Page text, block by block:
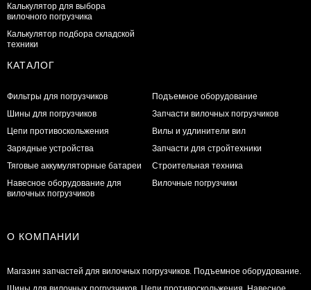
Калькулятор для выбора
вилочного погрузчика
Калькулятор подбора складской
техники
КАТАЛОГ
Фильтры для погрузчиков
Шины для погрузчиков
Цепи противоскольжения
Зарядные устройства
Тяговые аккумуляторные батареи
Навесное оборудование для
вилочных погрузчиков
Подъемное оборудование
Запчасти вилочных погрузчиков
Вилы и удлинители вил
Запчасти для стройтехники
Строительная техника
Вилочные погрузчики
О КОМПАНИИ
Магазин запчастей для вилочных погрузчиков. Подъемное оборудование.